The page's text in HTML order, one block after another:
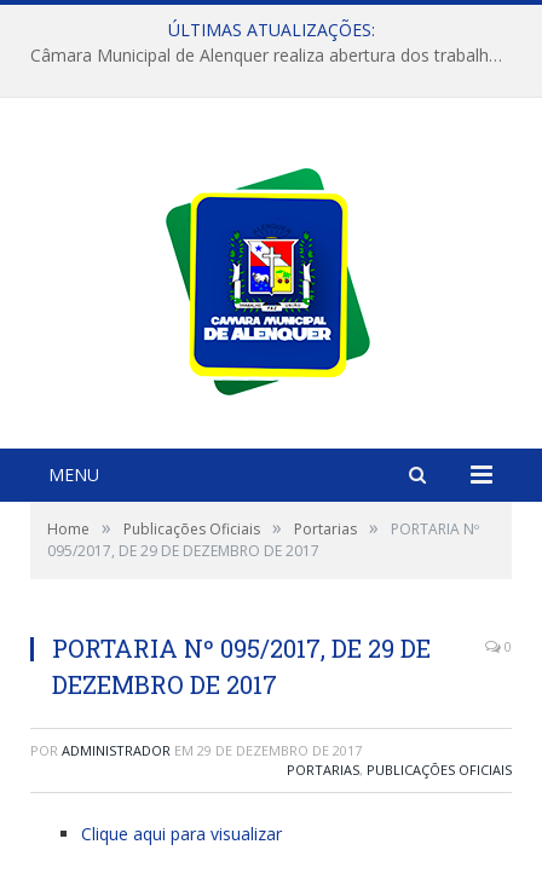
ÚLTIMAS ATUALIZAÇÕES:
Câmara Municipal de Alenquer realiza abertura dos trabalhos do 4º Período Legislativo
MENU
Home » Publicações Oficiais » Portarias »
PORTARIA Nº
095/2017, DE 29 DE DEZEMBRO DE 2017
PORTARIA Nº 095/2017, DE 29 DE
DEZEMBRO DE 2017
0
POR ADMINISTRADOR EM 29 DE DEZEMBRO DE 2017
PORTARIAS, PUBLICAÇÕES OFICIAIS
Clique aqui para visualizar